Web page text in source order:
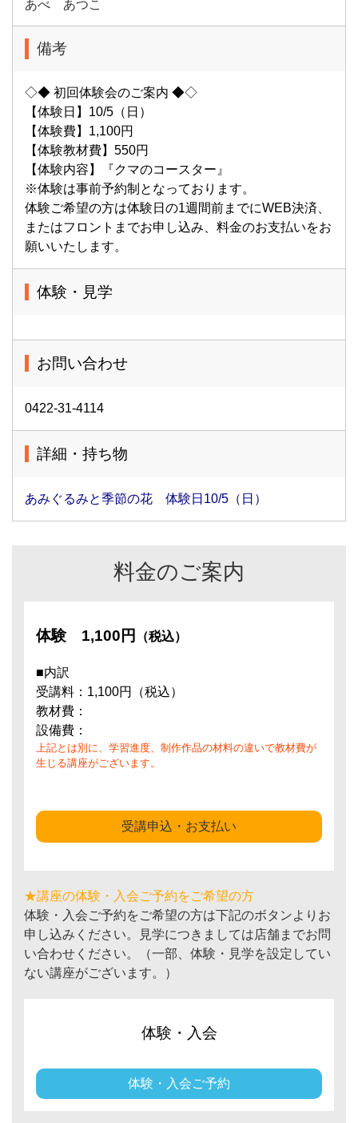
あべ あつこ
備考
◇◆ 初回体験会のご案内 ◆◇
【体験日】10/5（日）
【体験費】1,100円
【体験教材費】550円
【体験内容】『クマのコースター』
※体験は事前予約制となっております。
体験ご希望の方は体験日の1週間前までにWEB決済、
またはフロントまでお申し込み、料金のお支払いをお
願いいたします。
体験・見学
お問い合わせ
0422-31-4114
詳細・持ち物
あみぐるみと季節の花 体験日10/5（日）
料金のご案内
体験 1,100円 （税込）
■内訳
受講料：1,100円（税込）
教材費：
設備費：
上記とは別に、学習進度、制作作品の材料の違いで教材費が
生じる講座がございます。
受講申込・お支払い
★講座の体験・入会ご予約をご希望の方
体験・入会ご予約をご希望の方は下記のボタンよりお
申し込みください。見学につきましては店舗までお問
い合わせください。（一部、体験・見学を設定してい
ない講座がございます。）
体験・入会
体験・入会ご予約